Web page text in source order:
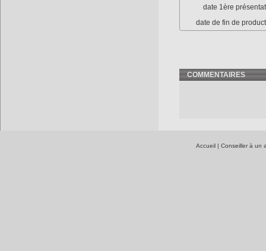
date 1ère
date de fin de
COMMENTAIRES
Accueil | Conseiller à un